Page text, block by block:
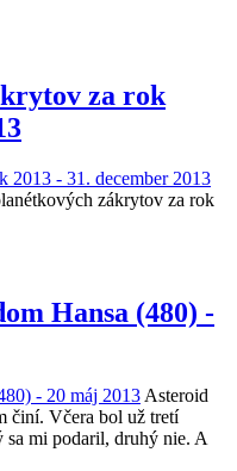
za rok
zákrytov za rok
Hansa (480) -
Asteroid
činí. Včera bol už tretí
mi podaril, druhý nie. A